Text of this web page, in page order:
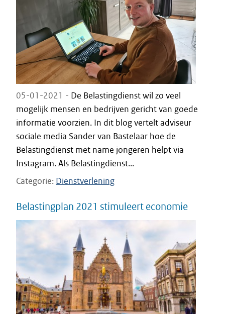
05-01-2021 - De Belastingdienst wil zo veel
mogelijk mensen en bedrijven gericht van goede
informatie voorzien. In dit blog vertelt adviseur
sociale media Sander van Bastelaar hoe de
Belastingdienst met name jongeren helpt via
Instagram. Als Belastingdienst...
Categorie Dienstverlening
Belastingplan 2021 stimuleert economie